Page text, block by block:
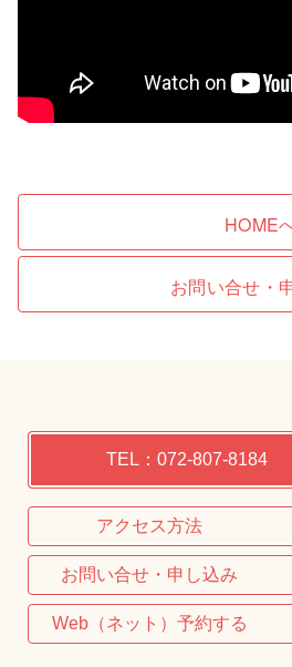
HOME
お問い合せ・
TEL：072-807-8184
アクセス方法
お問い合せ・申し込み
Web（ネット）予約する